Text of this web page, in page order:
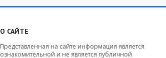
О САЙТЕ
Представленная на сайте информация является
ознакомительной и не является публичной